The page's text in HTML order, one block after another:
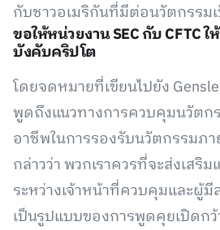
กับชาวอเมริกันที่มีต่อนวัตกรรม
ขอให้หน่วยงาน SEC กับ CFTC
บังคับคริปโต
โดยจดหมายที่เขียนไปยัง
พูดถึงแนวทางการควบคุมนวัตก
อาชีพในการรองรับนวัตกรรมภา
กล่าวว่า พวกเราควรที่จะส่งเส
ระหว่างเจ้าหน้าที่ควบคุมและผู้มี
เป็นรูปแบบของการพูดคุยเปิดก